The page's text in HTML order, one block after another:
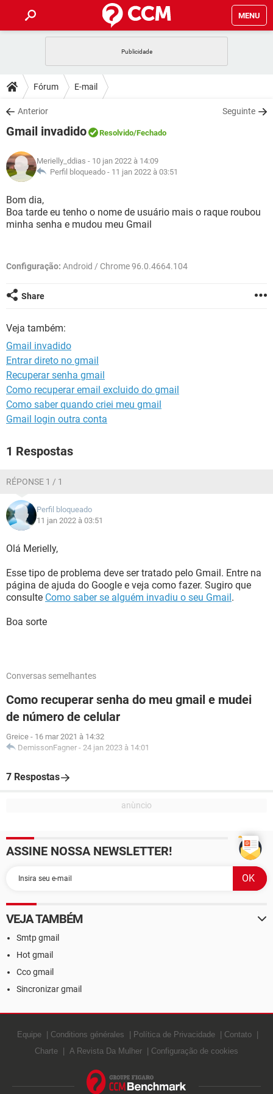
MENU
CELULAR
OUTLOOK
INSTAGRAM GMAIL
GUIA DE COMPRAS
DICAS
JOGOS
INSTAGRAM GMAIL
GUIA DE COMPRAS
DOWNLOADS
JOGOS WHATSAPP
CELULAR
OUTLOOK EXCEL
INSTAGRAM
GUIA DE COMPRAS
JOGOS WHATSAPP
CELULAR
OUTLOOK
INSTAGRAM GMAIL
GLOSSÁRIO
JOGOS
CELULAR FACEBOOK
Fórum E-mail
Anterior Seguinte
Gmail invadido Resolvido/Fechado
Merielly_ddias - 10 jan 2022 à 14:09
Perfil bloqueado - 11 jan 2022 à 03:51
Bom dia,
Boa tarde eu tenho o nome de usuário mais o raque roubou
minha senha e mudou meu Gmail
Configuração: Android / Chrome 96.0.4664.104
Share
Veja também:
Gmail invadido
Entrar direto no gmail
Recuperar senha gmail
Como recuperar email excluido do gmail
Como saber quando criei meu gmail
Gmail login outra conta
1 Respostas
RÉPONSE 1 / 1
Perfil bloqueado
11 jan 2022 à 03:51
Olá Merielly,
Esse tipo de problema deve ser tratado pelo Gmail. Entre na
página de ajuda do Google e veja como fazer. Sugiro que
consulte Como saber se alguém invadiu o seu Gmail.
Boa sorte
Conversas semelhantes
Como recuperar senha do meu gmail e mudei
de número de celular
Greice - 16 mar 2021 à 14:32
DemissonFagner - 24 jan 2023 à 14:01
7 Respostas
ASSINE NOSSA NEWSLETTER!
VEJA TAMBÉM
Smtp gmail
Hot gmail
Cco gmail
Sincronizar gmail
Equipe Conditions générales Política de Privacidade
Contato
Charte
A Revista Da Mulher Configuração de cookies